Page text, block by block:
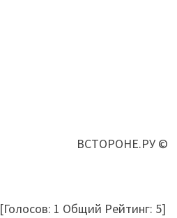
ВСТОРОНЕ.РУ ©
[Голосов: 1 Общий Рейтинг: 5]